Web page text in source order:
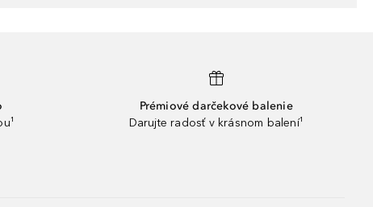
Prémiové darčekové balenie
Darujte radosť v krásnom balení¹